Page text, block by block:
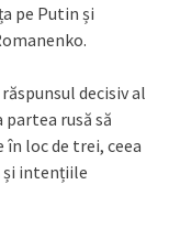
pe Putin și
decisiv al
partea rusă să
în loc de trei, ceea
și intențiile